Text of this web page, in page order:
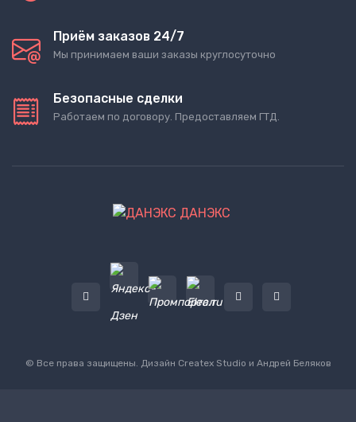
Приём заказов 24/7
Мы принимаем ваши заказы круглосуточно
Безопасные сделки
Работаем по договору. Предоставляем ГТД.
ДАНЭКС
© Все права защищены. Дизайн Createx Studio и Андрей Беляков